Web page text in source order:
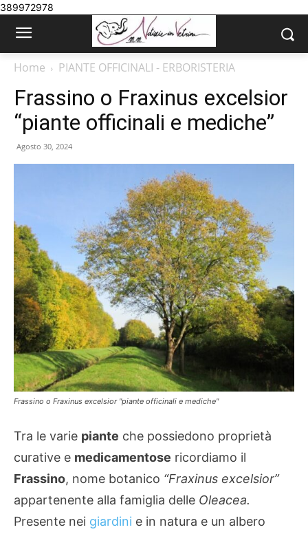
389972978
Home PIANTE OFFICINALI - ERBORISTERIA
Frassino o Fraxinus excelsior
“piante officinali e mediche”
Agosto 30, 2024
Frassino o Fraxinus excelsior "piante officinali e mediche"
Tra le varie piante che possiedono proprietà
curative e medicamentose ricordiamo il
Frassino, nome botanico “Fraxinus excelsior”
appartenente alla famiglia delle Oleacea.
Presente nei giardini e in natura e un albero